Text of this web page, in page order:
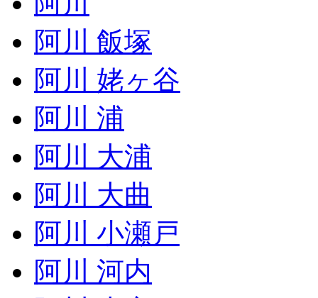
阿川 飯塚
阿川 姥ヶ谷
阿川 浦
阿川 大浦
阿川 大曲
阿川 小瀬戸
阿川 河内